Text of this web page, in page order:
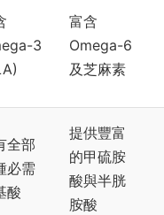
3
富含
Omega-6
及芝麻素
全部
必需
酸
提供豐富
的甲硫胺
酸與半胱
胺酸